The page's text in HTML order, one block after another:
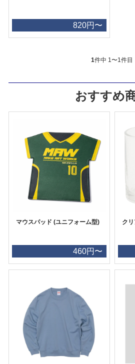
820円〜
1件中 1〜1件目
おすすめ
マウスパッド (ユニフォーム型)
460円〜
ク